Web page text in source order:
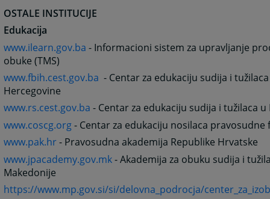
OSTALE INSTITUCIJE
Edukacija
www.ilearn.gov.ba - Informacioni sistem za upravljanje
obuke (TMS)
www.fbih.cest.gov.ba - Centar za edukaciju sudija i
Hercegovine
www.rs.cest.gov.ba - Centar za edukaciju sudija i tužilaca
www.coscg.org- Centar za edukaciju nosilaca pravosudne
www.pak.hr- Pravosudna akademija Republike Hrvatske
www.jpacademy.gov.mk- Akademija za obuku sudija i
Makedonije
https://www.mp.gov.si/si/delovna_podrocja/